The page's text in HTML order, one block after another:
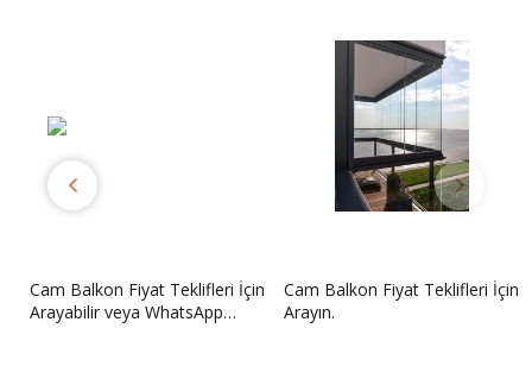
Cam Balkon Fiyat Teklifleri İçin
Arayabilir veya WhatsApp
Cam Balkon Fiyat Teklifleri İçin
Arayın.